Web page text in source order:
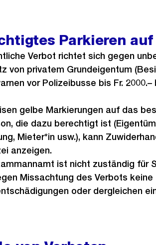
Parkieren
Verbot richtet sich gegen
von privatem Grundeigentum
vor Polizeibusse bis Fr.
gelbe Markierungen auf das
die dazu berechtigt ist
Mieter*in usw.), kann
anzeigen.
ist nicht zuständig für
Missachtung des Verbots keine
oder dergleichen